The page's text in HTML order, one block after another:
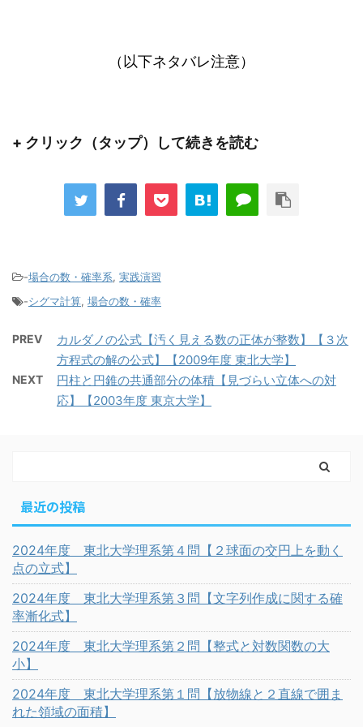
（以下ネタバレ注意）
+ クリック（タップ）して続きを読む
-場合の数・確率系, 実践演習
-シグマ計算, 場合の数・確率
PREV
カルダノの公式【汚く見える数の正体が整数】【３次
方程式の解の公式】【2009年度 東北大学】
NEXT
円柱と円錐の共通部分の体積【見づらい立体への対
応】【2003年度 東京大学】
最近の投稿
2024年度 東北大学理系第４問【２球面の交円上を動く
点の立式】
2024年度 東北大学理系第３問【文字列作成に関する確
率漸化式】
2024年度 東北大学理系第２問【整式と対数関数の大
小】
2024年度 東北大学理系第１問【放物線と２直線で囲ま
れた領域の面積】